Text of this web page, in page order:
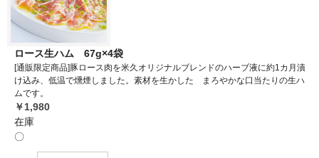
ロース生ハム 67g×4袋
[通販限定商品]豚ロース肉を米久オリジナルブレンドのハーブ液に約1カ月漬
け込み、低温で燻煙しました。素材を生かした まろやかな口当たりの生ハ
ムです。
￥1,980
在庫
〇